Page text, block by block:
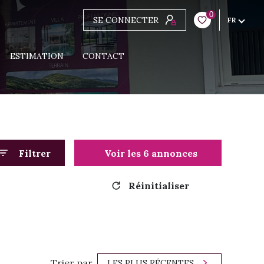
SE CONNECTER
0
FR
ESTIMATION CONTACT
Filtrer Voir les 6 annonces
Réinitialiser